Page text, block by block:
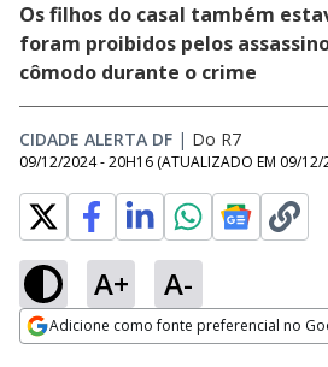
Os filhos do casal também
foram proibidos pelos
cômodo durante o crime
CIDADE ALERTA DF | Do R7
09/12/2024 - 20H16 (ATUALIZADO EM 09/12/
A+ A-
Adicione como fonte preferencial no
Ativar
Loaded
26.17%